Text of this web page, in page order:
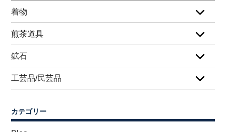
着物
煎茶道具
鉱石
工芸品/民芸品
カテゴリー